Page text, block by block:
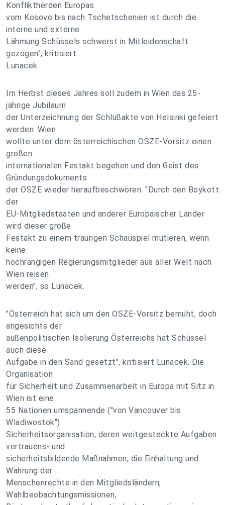
Konfliktherden Europas
vom Kosovo bis nach Tschetschenien ist durch die
interne und externe
Lähmung Schüssels schwerst in Mitleidenschaft
gezogen", kritisiert
Lunacek
Im Herbst dieses Jahres soll zudem in Wien das 25-
jährige Jubiläum
der Unterzeichnung der Schlußakte von Helsinki gefeiert
werden. Wien
wollte unter dem österreichischen OSZE-Vorsitz einen
großen
internationalen Festakt begehen und den Geist des
Gründungsdokuments
der OSZE wieder heraufbeschwören. "Durch den Boykott
der
EU-Mitgliedstaaten und anderer Europäischer Länder
wird dieser große
Festakt zu einem traurigen Schauspiel mutieren, wenn
keine
hochrangigen Regierungsmitglieder aus aller Welt nach
Wien reisen
werden", so Lunacek.
"Österreich hat sich um den OSZE-Vorsitz bemüht, doch
angesichts der
außenpolitischen Isolierung Österreichs hat Schüssel
auch diese
Aufgabe in den Sand gesetzt", kritisiert Lunacek. Die
Organisation
für Sicherheit und Zusammenarbeit in Europa mit Sitz in
Wien ist eine
55 Nationen umspannende ("von Vancouver bis
Wladiwostok")
Sicherheitsorganisation, deren weitgesteckte Aufgaben
vertrauens- und
sicherheitsbildende Maßnahmen, die Einhaltung und
Wahrung der
Menschenrechte in den Mitgliedsländern,
Wahlbeobachtungsmissionen,